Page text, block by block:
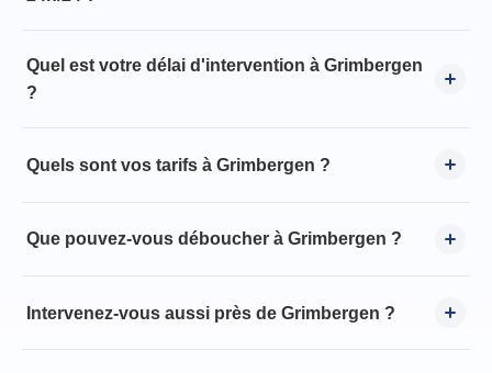
Quel est votre délai d'intervention à Grimbergen
?
Quels sont vos tarifs à Grimbergen ?
Que pouvez-vous déboucher à Grimbergen ?
Intervenez-vous aussi près de Grimbergen ?